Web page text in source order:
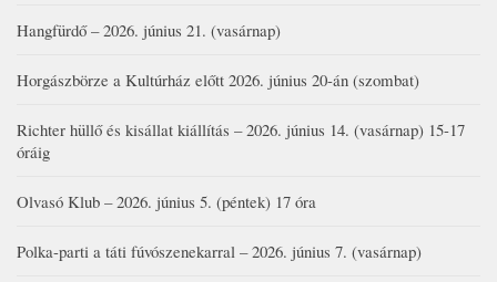
Hangfürdő – 2026. június 21. (vasárnap)
Horgászbörze a Kultúrház előtt 2026. június 20-án (szombat)
Richter hüllő és kisállat kiállítás – 2026. június 14. (vasárnap) 15-17
óráig
Olvasó Klub – 2026. június 5. (péntek) 17 óra
Polka-parti a táti fúvószenekarral – 2026. június 7. (vasárnap)